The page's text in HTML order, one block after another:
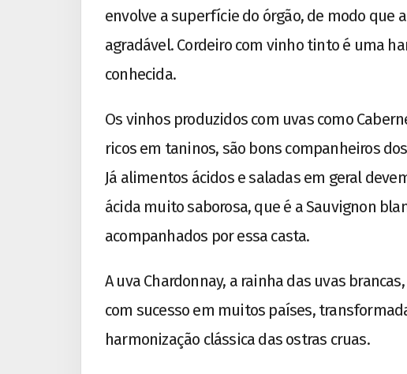
envolve a superfície do órgão, de modo que
agradável. Cordeiro com vinho tinto é uma
conhecida.
Os vinhos produzidos com uvas como
ricos em taninos, são bons companheiros
Já alimentos ácidos e saladas em geral
ácida muito saborosa, que é a Sauvignon
acompanhados por essa casta.
A uva Chardonnay, a rainha das uvas
com sucesso em muitos países,
harmonização clássica das ostras cruas.